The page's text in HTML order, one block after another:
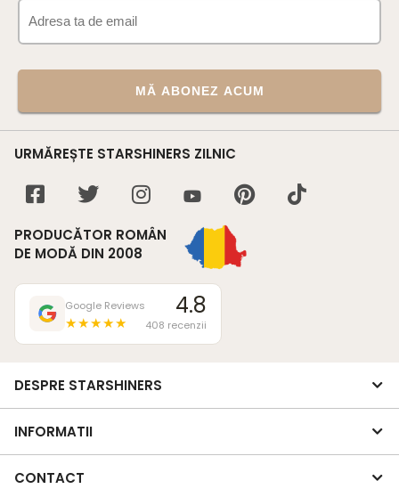
MĂ ABONEZ ACUM
URMĂREȘTE STARSHINERS ZILNIC
PRODUCĂTOR ROMÂN
DE MODĂ DIN 2008
Google Reviews
★★★★★
4.8
408 recenzii
DESPRE STARSHINERS
INFORMATII
CONTACT